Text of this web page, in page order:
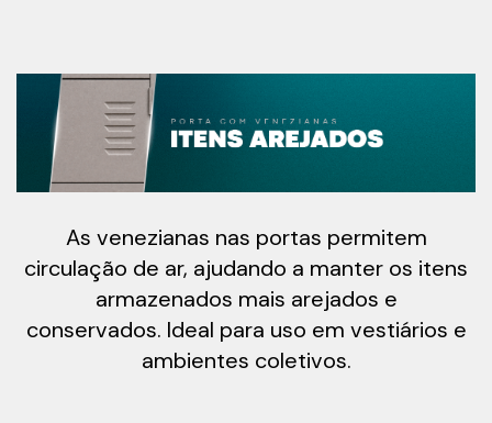
As venezianas nas portas permitem
circulação de ar, ajudando a manter os itens
armazenados mais arejados e
conservados. Ideal para uso em vestiários e
ambientes coletivos.